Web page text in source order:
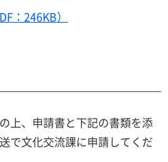
：246KB）
上、申請書と下記の書類を添
で文化交流課に申請してくだ